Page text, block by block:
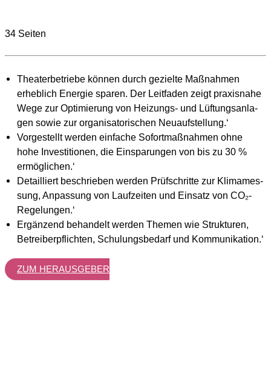
34 Seiten
Thea­ter­be­trie­be kön­nen durch geziel­te Maß­nah­men
erheb­lich Ener­gie spa­ren. Der Leit­fa­den zeigt pra­xis­na­he
Wege zur Opti­mie­rung von Hei­zungs- und Lüf­tungs­an­la­
gen sowie zur orga­ni­sa­to­ri­schen Neu­auf­stel­lung.‘
Vor­ge­stellt wer­den ein­fa­che Sofort­maß­nah­men ohne
hohe Inves­ti­tio­nen, die Ein­spa­run­gen von bis zu 30 %
ermög­li­chen.‘
Detail­liert beschrie­ben wer­den Prüf­schrit­te zur Kli­mam­es­
sung, Anpas­sung von Lauf­zei­ten und Ein­satz von CO₂-
Rege­lun­gen.‘
Ergän­zend behan­delt wer­den The­men wie Struk­tu­ren,
Betrei­ber­pflich­ten, Schu­lungs­be­darf und Kom­mu­ni­ka­ti­on.‘
ZUM HER­AUS­GE­BER